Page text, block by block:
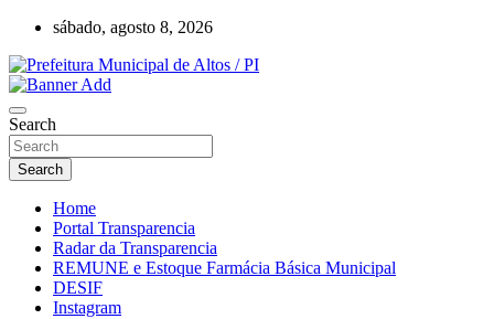
Skip
content
sábado, agosto 8, 2026
Prefeitura Municipal de Altos / PI
Search
Search
Home
Portal Transparencia
Radar da Transparencia
REMUNE e Estoque Farmácia Básica Municipal
DESIF
Instagram